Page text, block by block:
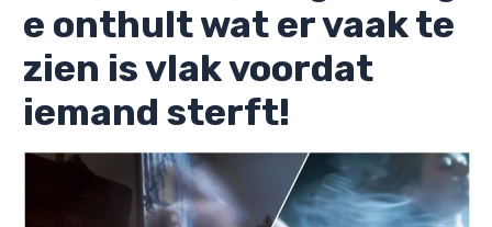
e onthult wat er vaak te
zien is vlak voordat
iemand sterft!